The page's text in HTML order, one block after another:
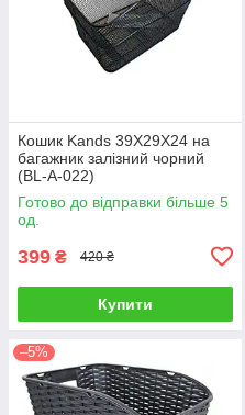
Кошик Kands 39X29X24 на
багажник залізний чорний
(BL-A-022)
Готово до відправки більше 5
од.
399 ₴ 420 ₴
Купити
–5%